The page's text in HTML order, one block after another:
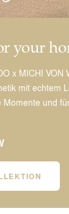
your
x MICHI VON
mit echtem
und